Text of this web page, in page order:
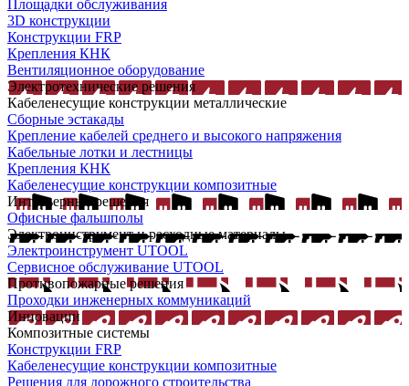
Площадки обслуживания
3D конструкции
Конструкции FRP
Крепления КНК
Вентиляционное оборудование
Электротехнические решения
Кабеленесущие конструкции металлические
Сборные эстакады
Крепление кабелей среднего и высокого напряжения
Кабельные лотки и лестницы
Крепления КНК
Кабеленесущие конструкции композитные
Интерьерные решения
Офисные фальшполы
Электроинструмент и расходные материалы
Электроинструмент UTOOL
Сервисное обслуживание UTOOL
Противопожарные решения
Проходки инженерных коммуникаций
Инновации
Композитные системы
Конструкции FRP
Кабеленесущие конструкции композитные
Решения для дорожного строительства